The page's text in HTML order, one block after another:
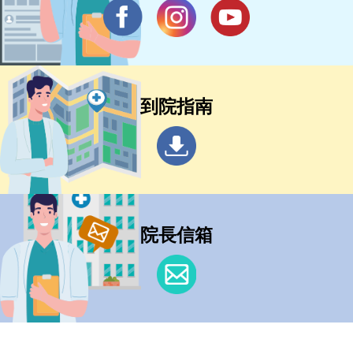
到院指南
院長信箱